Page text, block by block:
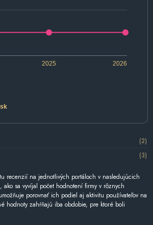
2025 2026
(2)
(3)
recenzií na jednotlivých portáloch v nasledujúcich
sa vyvíjal počet hodnotení firmy v rôznych
porovnať ich podiel aj aktivitu používateľov na
hodnoty zahŕňajú iba obdobie, pre ktoré boli